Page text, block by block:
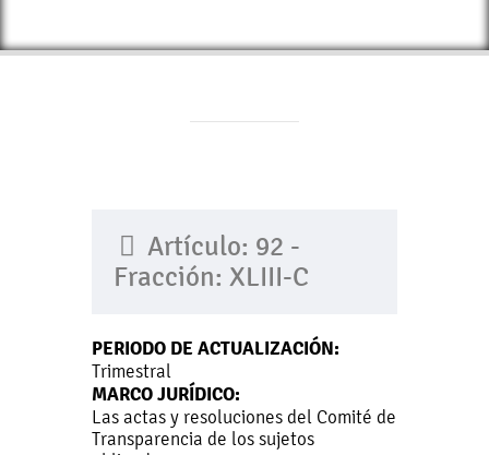
Artículo: 92 -
Fracción: XLIII-C
PERIODO DE ACTUALIZACIÓN:
Trimestral
MARCO JURÍDICO:
Las actas y resoluciones del Comité de
Transparencia de los sujetos